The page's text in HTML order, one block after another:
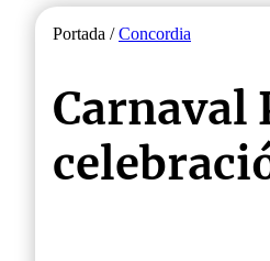
Portada /Concordia
Carnaval